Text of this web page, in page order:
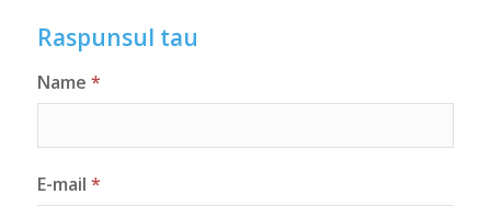
Raspunsul tau
Name *
E-mail *